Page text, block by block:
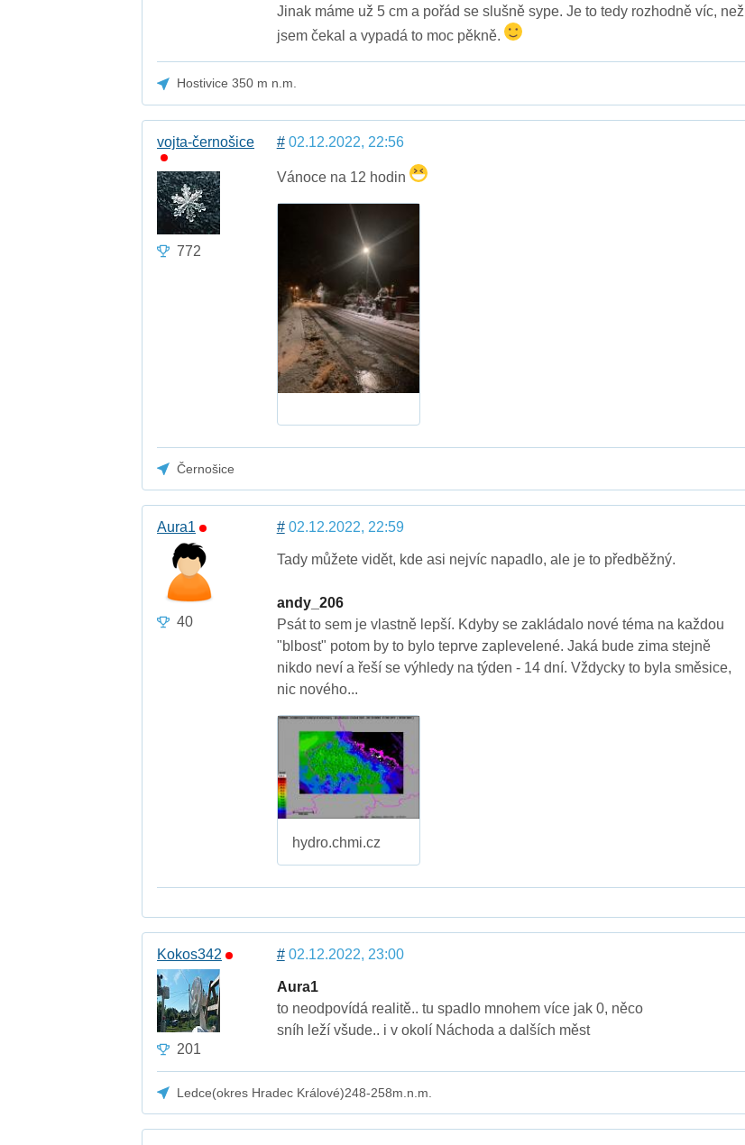
Jinak máme už 5 cm a pořád se slušně sype. Je to tedy rozhodně víc, než
jsem čekal a vypadá to moc pěkně.
Hostivice 350 m n.m.
vojta-černošice
772
#02.12.2022, 22:56
Vánoce na 12 hodin
Černošice
Aura1
40
#02.12.2022, 22:59
Tady můžete vidět, kde asi nejvíc napadlo, ale je to předběžný.
andy_206
Psát to sem je vlastně lepší. Kdyby se zakládalo nové téma na každou
"blbost" potom by to bylo teprve zaplevelené. Jaká bude zima stejně
nikdo neví a řeší se výhledy na týden - 14 dní. Vždycky to byla směsice,
nic nového...
hydro.chmi.cz
Kokos342
201
#02.12.2022, 23:00
Aura1
to neodpovídá realitě.. tu spadlo mnohem více jak 0, něco
sníh leží všude.. i v okolí Náchoda a dalších měst
Ledce(okres Hradec Králové)248-258m.n.m.